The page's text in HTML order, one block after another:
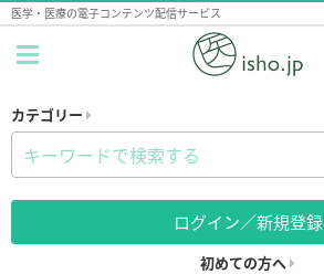
医学・医療の電子コンテンツ配信サービス
カテゴリー
ログイン／新規登録
初めての方へ